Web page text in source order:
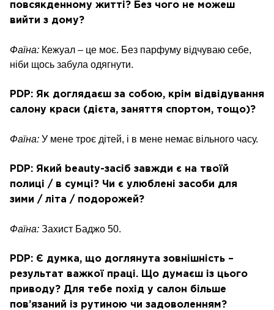
повсякденному житті? Без чого не можеш
вийти з дому?
Фаїна: Кежуал – це моє. Без парфуму відчуваю себе,
ніби щось забула одягнути.
PDP: Як доглядаєш за собою, крім відвідування
салону краси (дієта, заняття спортом, тощо)?
Фаїна: У мене троє дітей, і в мене немає вільного часу.
PDP: Який beauty-засіб завжди є на твоїй
полиці / в сумці? Чи є улюблені засоби для
зими / літа / подорожей?
Фаїна: Захист Баджо 50.
PDP: Є думка, що доглянута зовнішність –
результат важкої праці. Що думаєш із цього
приводу? Для тебе похід у салон більше
пов’язаний із рутиною чи задоволенням?